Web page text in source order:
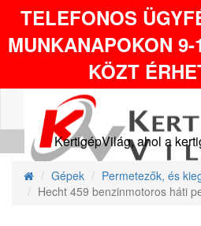
TELEFONOS
MUNKANAPOKON
KÖZT
KertigépVilág, ahol a
Gépek
Permetezők, és
Hecht 459 benzinmotoros háti